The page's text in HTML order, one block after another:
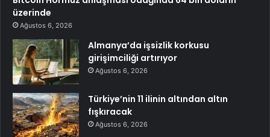
üzerinde
Ağustos 6, 2026
Almanya’da işsizlik korkusu
girişimciliği artırıyor
Ağustos 6, 2026
Türkiye’nin 11 ilinin altından altın
fışkıracak
Ağustos 6, 2026